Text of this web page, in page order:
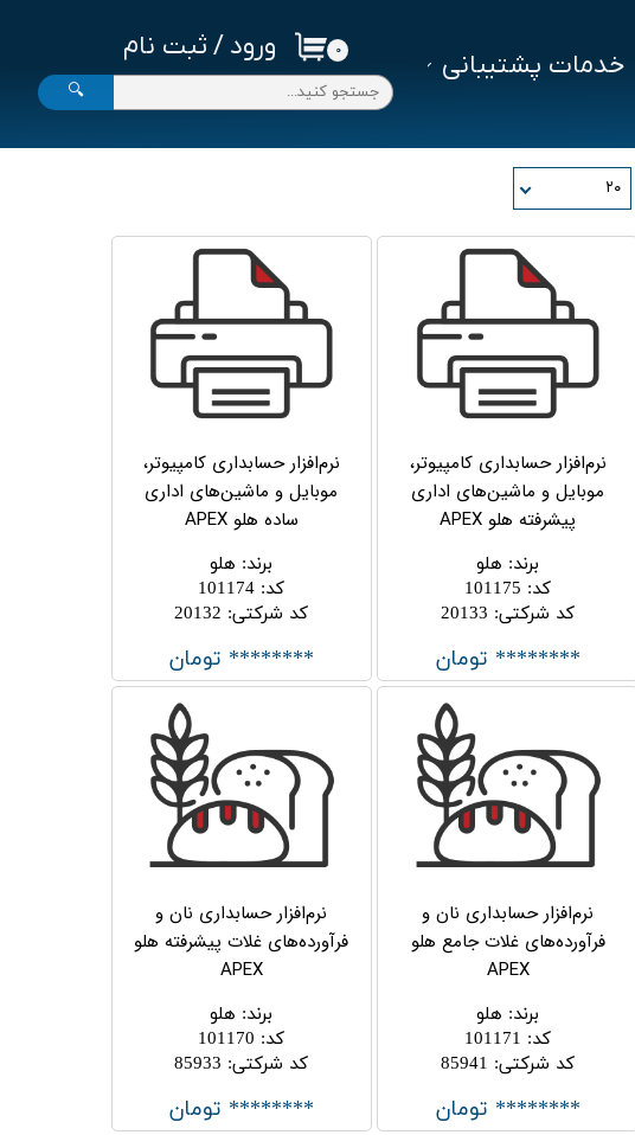
ورود / ثبت نام ۰
🔍
خدمات پشتیبانی
۲۰
نرم‌افزار حسابداری کامپیوتر،
موبایل و ماشین‌های اداری
پیشرفته هلو APEX
برند: هلو
کد:
101175
کد شرکتی:
20133
******** تومان
نرم‌افزار حسابداری کامپیوتر،
موبایل و ماشین‌های اداری
ساده هلو APEX
برند: هلو
کد:
101174
کد شرکتی:
20132
******** تومان
نرم‌افزار حسابداری نان و
فرآورده‌های غلات جامع هلو
APEX
برند: هلو
کد:
101171
کد شرکتی:
85941
******** تومان
نرم‌افزار حسابداری نان و
فرآورده‌های غلات پیشرفته هلو
APEX
برند: هلو
کد:
101170
کد شرکتی:
85933
******** تومان